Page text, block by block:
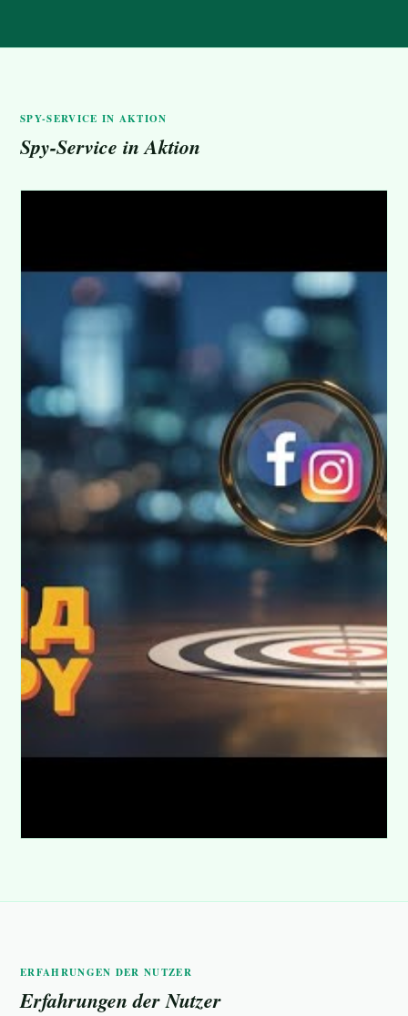
SPY-SERVICE IN AKTION
Spy-Service in Aktion
ERFAHRUNGEN DER NUTZER
Erfahrungen der Nutzer